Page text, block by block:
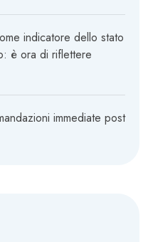
indicatore dello stato
è ora di riflettere
immediate post